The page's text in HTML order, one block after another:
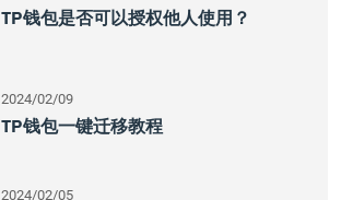
TP钱包是否可以授权他人使用？
2024/02/09
TP钱包一键迁移教程
2024/02/05